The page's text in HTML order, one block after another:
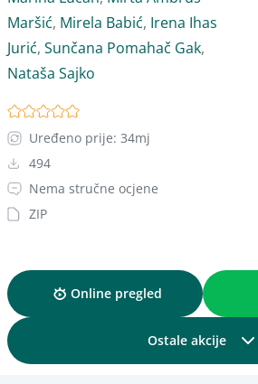
Maršić, Mirela Babić, Irena Ihas
Jurić, Sunčana Pomahač Gak,
Nataša Sajko
Uređeno prije: 34mj
494
Nema stručne ocjene
ZIP
Online pregled
Ostale akcije